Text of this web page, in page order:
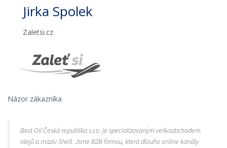
Jirka Spolek
Zaletsi.cz
Názor zákazníka
Best Oil Česká republika s.r.o. je specializovaným velkoobchodem
olejů a maziv Shell. Jsme B2B firmou, která dlouho online kanály